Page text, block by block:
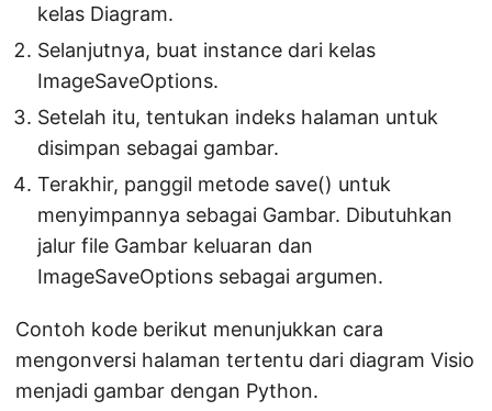
kelas Diagram.
Selanjutnya, buat instance dari kelas
ImageSaveOptions.
Setelah itu, tentukan indeks halaman untuk
disimpan sebagai gambar.
Terakhir, panggil metode save() untuk
menyimpannya sebagai Gambar. Dibutuhkan
jalur file Gambar keluaran dan
ImageSaveOptions sebagai argumen.
Contoh kode berikut menunjukkan cara
mengonversi halaman tertentu dari diagram Visio
menjadi gambar dengan Python.